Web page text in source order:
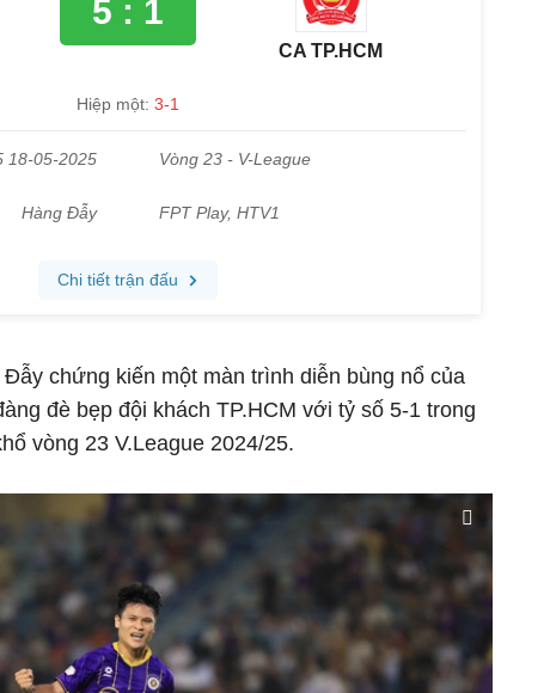
chứng kiến một màn trình diễn bùng nổ của
đè bẹp đội khách TP.HCM với tỷ số 5-1 trong
vòng 23 V.League 2024/25.